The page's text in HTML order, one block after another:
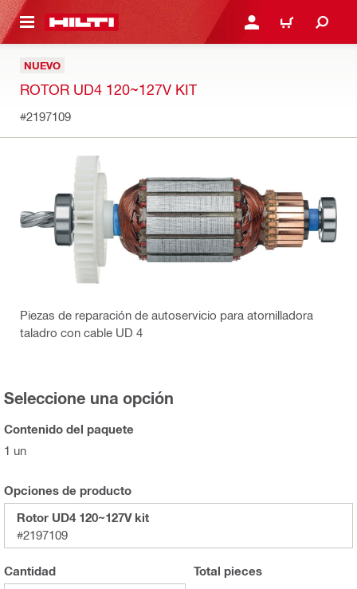
PRINCIPAL INICIE SESIÓN O
CARRITO
NUEVO
ROTOR UD4 120~127V KIT
#2197109
Piezas de reparación de autoservicio para atornilladora
taladro con cable UD 4
Seleccione una opción
Contenido del paquete
1 un
Opciones de producto
Rotor UD4 120~127V kit
#2197109
Cantidad Total pieces